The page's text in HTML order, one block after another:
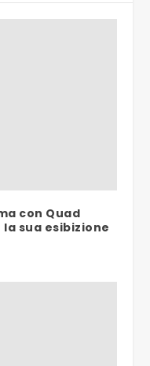
con Quad
sua esibizione